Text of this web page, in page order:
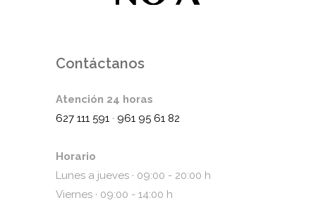
Contáctanos
Atención 24 horas
627 111 591 · 961 95 61 82
Horario
Lunes a jueves · 09:00 - 20:00 h
Viernes · 09:00 - 14:00 h